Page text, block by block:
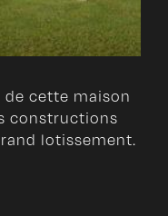
de cette maison
constructions
lotissement.